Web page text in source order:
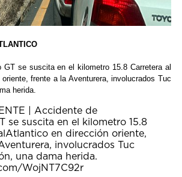
GT se suscita en el kilometro 15.8 Carretera al
frente a la Aventurera, involucrados Tuc
herida.
| Accidente de
se suscita en el kilometro 15.8
en dirección oriente,
involucrados Tuc
una dama herida.
WojNT7C92r